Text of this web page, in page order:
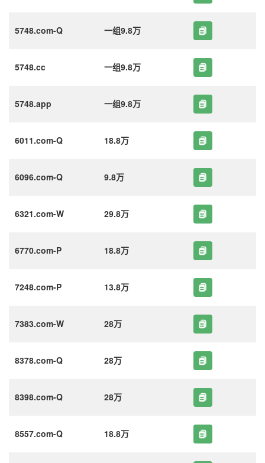
5748.com-Q 一组9.8万
5748.cc 一组9.8万
5748.app 一组9.8万
6011.com-Q 18.8万
6096.com-Q 9.8万
6321.com-W 29.8万
6770.com-P 18.8万
7248.com-P 13.8万
7383.com-W 28万
8378.com-Q 28万
8398.com-Q 28万
8557.com-Q 18.8万